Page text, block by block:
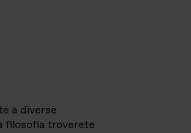
a diverse
filosofia troverete